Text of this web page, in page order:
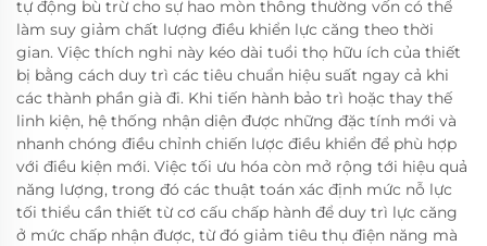
tự động bù trừ cho sự hao mòn thông thường vốn có thể
làm suy giảm chất lượng điều khiển lực căng theo thời
gian. Việc thích nghi này kéo dài tuổi thọ hữu ích của thiết
bị bằng cách duy trì các tiêu chuẩn hiệu suất ngay cả khi
các thành phần già đi. Khi tiến hành bảo trì hoặc thay thế
linh kiện, hệ thống nhận diện được những đặc tính mới và
nhanh chóng điều chỉnh chiến lược điều khiển để phù hợp
với điều kiện mới. Việc tối ưu hóa còn mở rộng tới hiệu quả
năng lượng, trong đó các thuật toán xác định mức nỗ lực
tối thiểu cần thiết từ cơ cấu chấp hành để duy trì lực căng
ở mức chấp nhận được, từ đó giảm tiêu thụ điện năng mà